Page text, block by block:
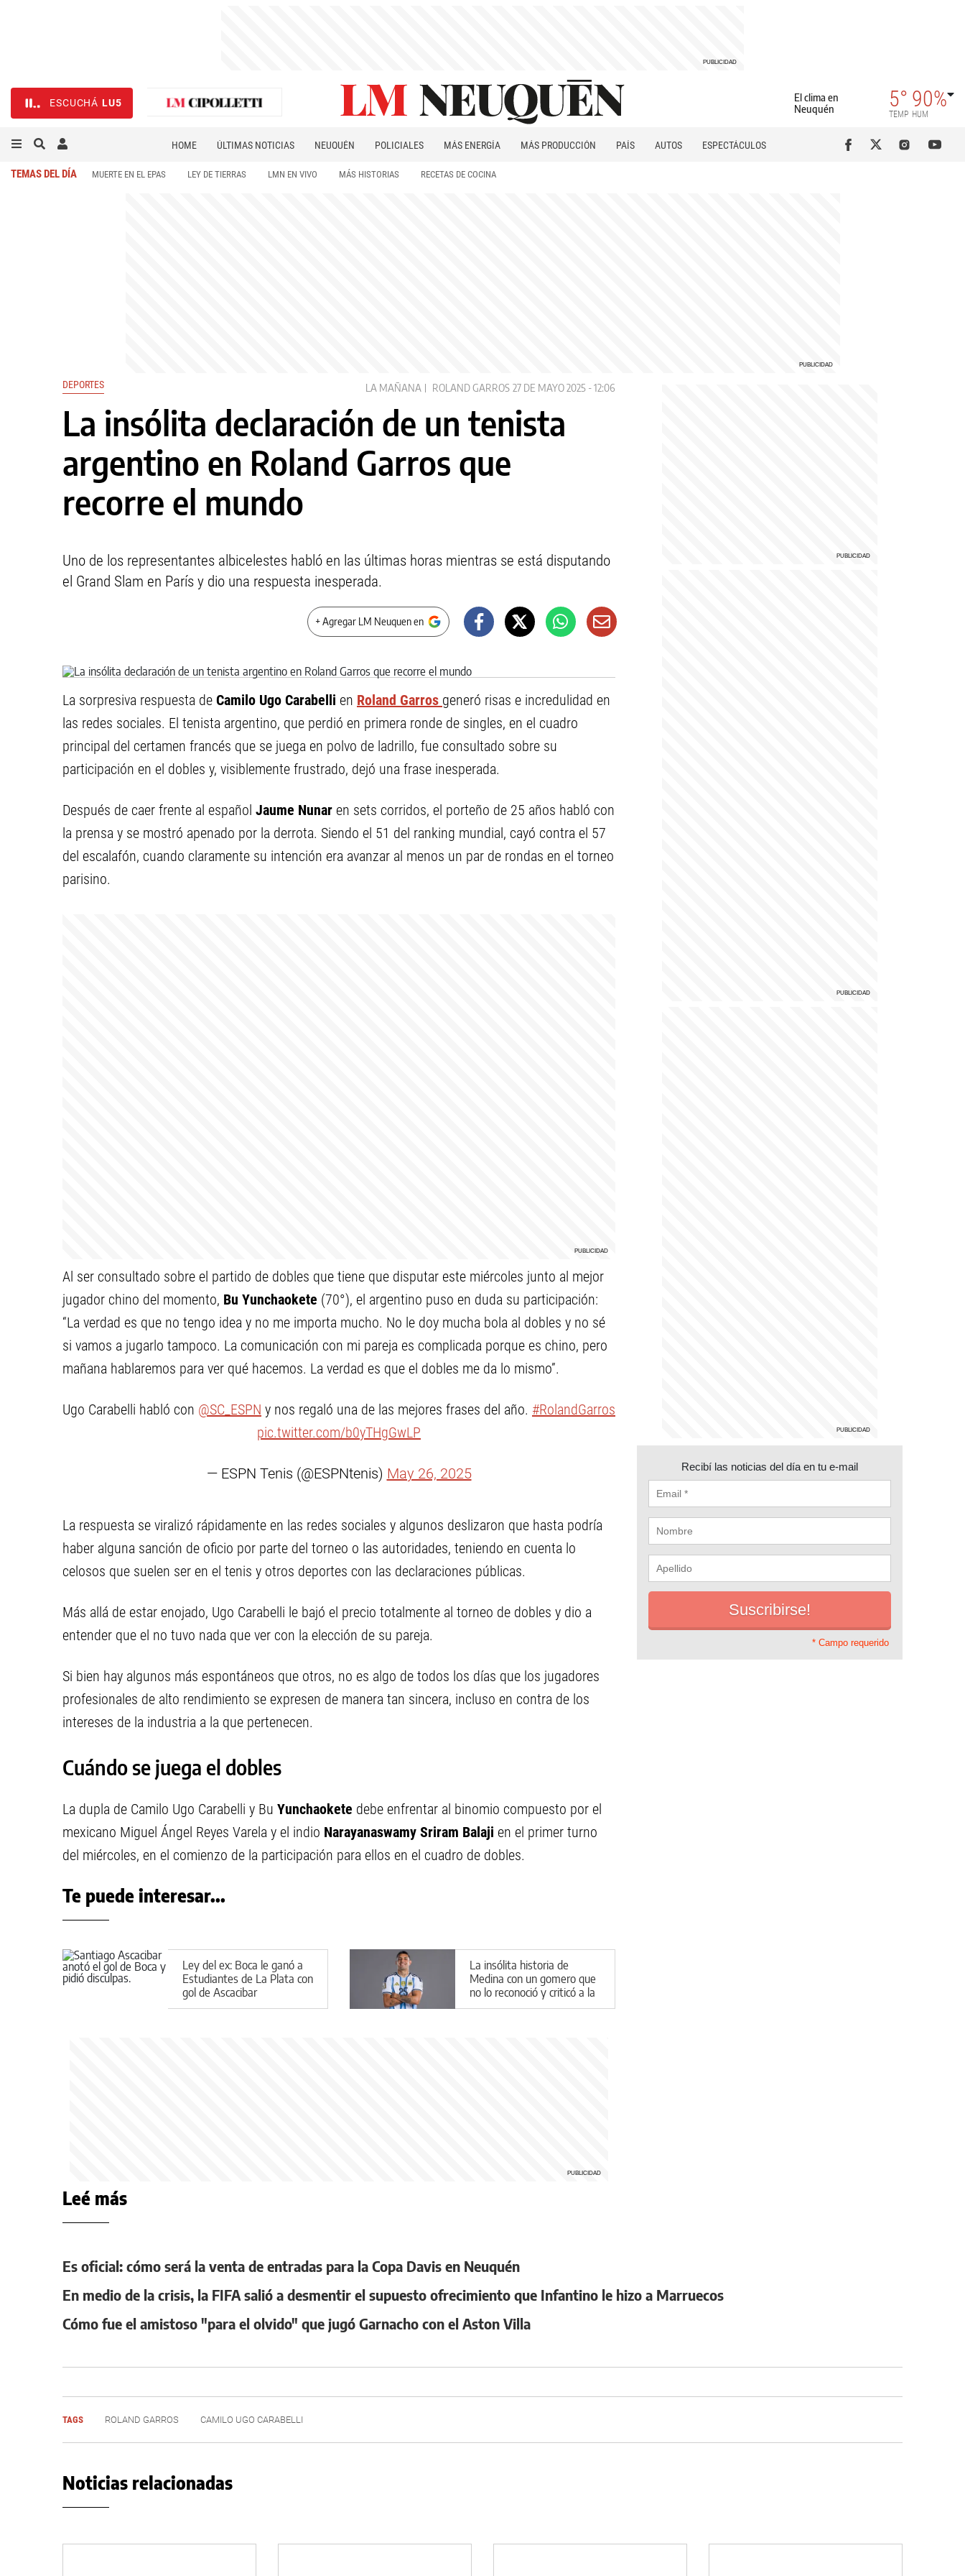
ESCUCHÁ LU5
El clima en
Neuquén
5°
TEMP
90%
HUM
HOME ÚLTIMAS NOTICIAS NEUQUÉN POLICIALES MÁS ENERGÍA MÁS PRODUCCIÓN PAÍS AUTOS
ESPECTÁCULOS
TEMAS DEL DÍA MUERTE EN EL EPAS LEY DE TIERRAS LMN EN VIVO MÁS HISTORIAS RECETAS DE COCINA
DEPORTES LA MAÑANA ROLAND GARROS 27 DE MAYO 2025 - 12:06
La insólita declaración de un tenista
argentino en Roland Garros que
recorre el mundo
Uno de los representantes albicelestes habló en las últimas horas mientras se está disputando
el Grand Slam en París y dio una respuesta inesperada.
+ Agregar LM Neuquen en
La sorpresiva respuesta de Camilo Ugo Carabelli en Roland Garros generó risas e incredulidad en
las redes sociales. El tenista argentino, que perdió en primera ronde de singles, en el cuadro
principal del certamen francés que se juega en polvo de ladrillo, fue consultado sobre su
participación en el dobles y, visiblemente frustrado, dejó una frase inesperada.
Después de caer frente al español Jaume Nunar en sets corridos, el porteño de 25 años habló con
la prensa y se mostró apenado por la derrota. Siendo el 51 del ranking mundial, cayó contra el 57
del escalafón, cuando claramente su intención era avanzar al menos un par de rondas en el torneo
parisino.
Al ser consultado sobre el partido de dobles que tiene que disputar este miércoles junto al mejor
jugador chino del momento, Bu Yunchaokete (70°), el argentino puso en duda su participación:
“La verdad es que no tengo idea y no me importa mucho. No le doy mucha bola al dobles y no sé
si vamos a jugarlo tampoco. La comunicación con mi pareja es complicada porque es chino, pero
mañana hablaremos para ver qué hacemos. La verdad es que el dobles me da lo mismo”.
Ugo Carabelli habló con @SC_ESPN y nos regaló una de las mejores frases del año. #RolandGarros
pic.twitter.com/b0yTHgGwLP
— ESPN Tenis (@ESPNtenis) May 26, 2025
La respuesta se viralizó rápidamente en las redes sociales y algunos deslizaron que hasta podría
haber alguna sanción de oficio por parte del torneo o las autoridades, teniendo en cuenta lo
celosos que suelen ser en el tenis y otros deportes con las declaraciones públicas.
Más allá de estar enojado, Ugo Carabelli le bajó el precio totalmente al torneo de dobles y dio a
entender que el no tuvo nada que ver con la elección de su pareja.
Si bien hay algunos más espontáneos que otros, no es algo de todos los días que los jugadores
profesionales de alto rendimiento se expresen de manera tan sincera, incluso en contra de los
intereses de la industria a la que pertenecen.
Cuándo se juega el dobles
La dupla de Camilo Ugo Carabelli y Bu Yunchaokete debe enfrentar al binomio compuesto por el
mexicano Miguel Ángel Reyes Varela y el indio Narayanaswamy Sriram Balaji en el primer turno
del miércoles, en el comienzo de la participación para ellos en el cuadro de dobles.
Te puede interesar...
Ley del ex: Boca le ganó a
Estudiantes de La Plata con
gol de Ascacibar
La insólita historia de
Medina con un gomero que
no lo reconoció y criticó a la
Selección Argentina
Recibí las noticias del día en tu e-mail
* Campo requerido
Leé más
Es oficial: cómo será la venta de entradas para la Copa Davis en Neuquén
En medio de la crisis, la FIFA salió a desmentir el supuesto ofrecimiento que Infantino le hizo a Marruecos
Cómo fue el amistoso "para el olvido" que jugó Garnacho con el Aston Villa
TAGS ROLAND GARROS CAMILO UGO CARABELLI
Noticias relacionadas